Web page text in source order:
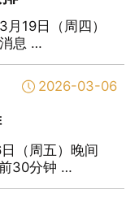
19日（周四）
息 …
2026-03-06
（周五）晚间
30分钟 …